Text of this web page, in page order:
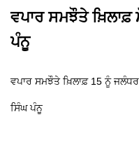
ਵਪਾਰ ਸਮਝੌਤੇ
ਪੰਨੂ
ਵਪਾਰ ਸਮਝੌਤੇ ਖ਼ਿਲਾਫ਼ 15 ਨੂੰ
ਸਿੰਘ ਪੰਨੂ